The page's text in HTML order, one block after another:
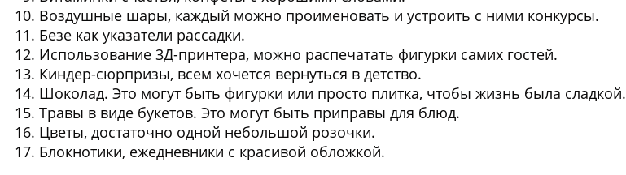
Воздушные шары, каждый можно проименовать и устроить с ними конкурсы.
Безе как указатели рассадки.
Использование 3Д-принтера, можно распечатать фигурки самих гостей.
Киндер-сюрпризы, всем хочется вернуться в детство.
Шоколад. Это могут быть фигурки или просто плитка, чтобы жизнь была сладкой.
Травы в виде букетов. Это могут быть приправы для блюд.
Цветы, достаточно одной небольшой розочки.
Блокнотики, ежедневники с красивой обложкой.